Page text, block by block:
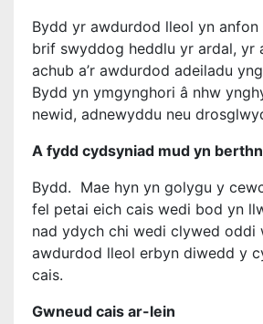
Bydd yr awdurdod lleol yn anfon
brif swyddog heddlu yr ardal, yr
achub a’r awdurdod adeiladu
Bydd yn ymgynghori â nhw
newid, adnewyddu neu
A fydd cydsyniad mud yn
Bydd. Mae hyn yn golygu y
fel petai eich cais wedi bod yn
nad ydych chi wedi clywed oddi
awdurdod lleol erbyn diwedd y
cais.
Gwneud cais ar-lein